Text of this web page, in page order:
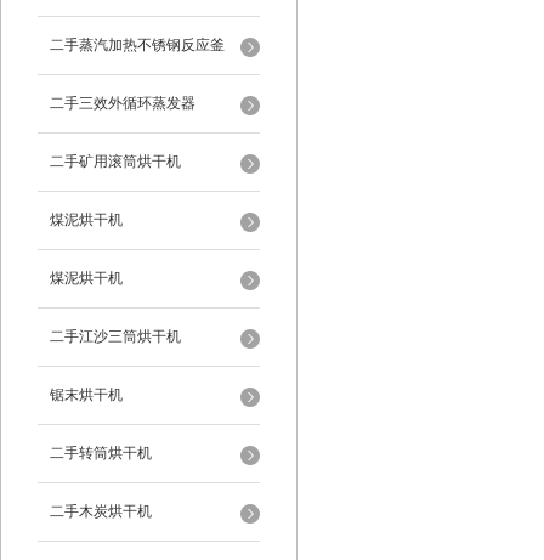
二手蒸汽加热不锈钢反应釜
二手三效外循环蒸发器
二手矿用滚筒烘干机
煤泥烘干机
煤泥烘干机
二手江沙三筒烘干机
锯末烘干机
二手转筒烘干机
二手木炭烘干机